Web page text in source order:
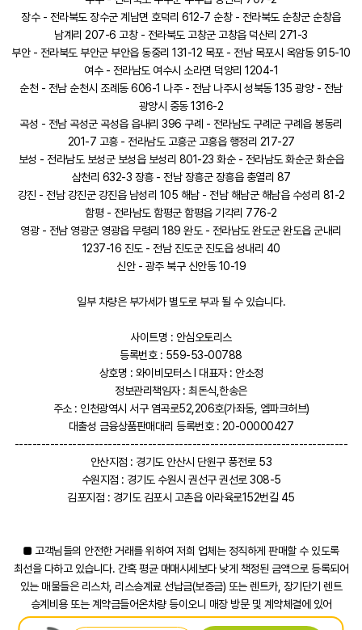
장수 - 전라북도 장수군 계남면 호덕리 612-7 순창 - 전라북도 순창군 순창읍
남계리 207-6 고창 - 전라북도 고창군 고창읍 덕산리 271-3
부안 - 전라북도 부안군 부안읍 동중리 131-12 목포 - 전남 목포시 옥암동 915-10
여수 - 전라남도 여수시 소라면 덕양리 1204-1
순천 - 전남 순천시 조례동 606-1 나주 - 전남 나주시 성북동 135 광양 - 전남
광양시 중동 1316-2
곡성 - 전남 곡성군 곡성읍 읍내리 396 구례 - 전라남도 구례군 구례읍 봉동리
201-7 고흥 - 전라남도 고흥군 고흥읍 행정리 217-27
보성 - 전라남도 보성군 보성읍 보성리 801-23 화순 - 전라남도 화순군 화순읍
삼천리 632-3 장흥 - 전남 장흥군 장흥읍 충열리 87
강진 - 전남 강진군 강진읍 남성리 105 해남 - 전남 해남군 해남읍 수성리 81-2
함평 - 전라남도 함평군 함평읍 기각리 776-2
영광 - 전남 영광군 영광읍 무령리 189 완도 - 전라남도 완도군 완도읍 군내리
1237-16 진도 - 전남 진도군 진도읍 성내리 40
신안 - 광주 북구 신안동 10-19
일부 차량은 부가세가 별도로 부과 될 수 있습니다.
사이트명 : 안심오토리스
등록번호 : 559-53-00788
상호명 : 와이비모터스 l 대표자 : 안소정
정보관리책임자 : 최돈식,한송은
주소 : 인천광역시 서구 염곡로52,206호(가좌동, 엠파크허브)
대출성 금융상품판매대리 등록번호 : 20-00000427
---------------------------------------------------------------------------
안산지점 : 경기도 안산시 단원구 풍전로 53
수원지점 : 경기도 수원시 권선구 권선로 308-5
김포지점 : 경기도 김포시 고촌읍 아라육로152번길 45
■ 고객님들의 안전한 거래를 위하여 저희 업체는 정직하게 판매할 수 있도록
최선을 다하고 있습니다. 간혹 평균 매매시세보다 낮게 책정된 금액으로 등록되어
있는 매물들은 리스차, 리스승계료 선납금(보증금) 또는 렌트카, 장기단기 렌트
승계비용 또는 계약금들어온차량 등이오니 매장 방문 및 계약체결에 있어
착오없으시기 바랍니다. 감사합니다.■